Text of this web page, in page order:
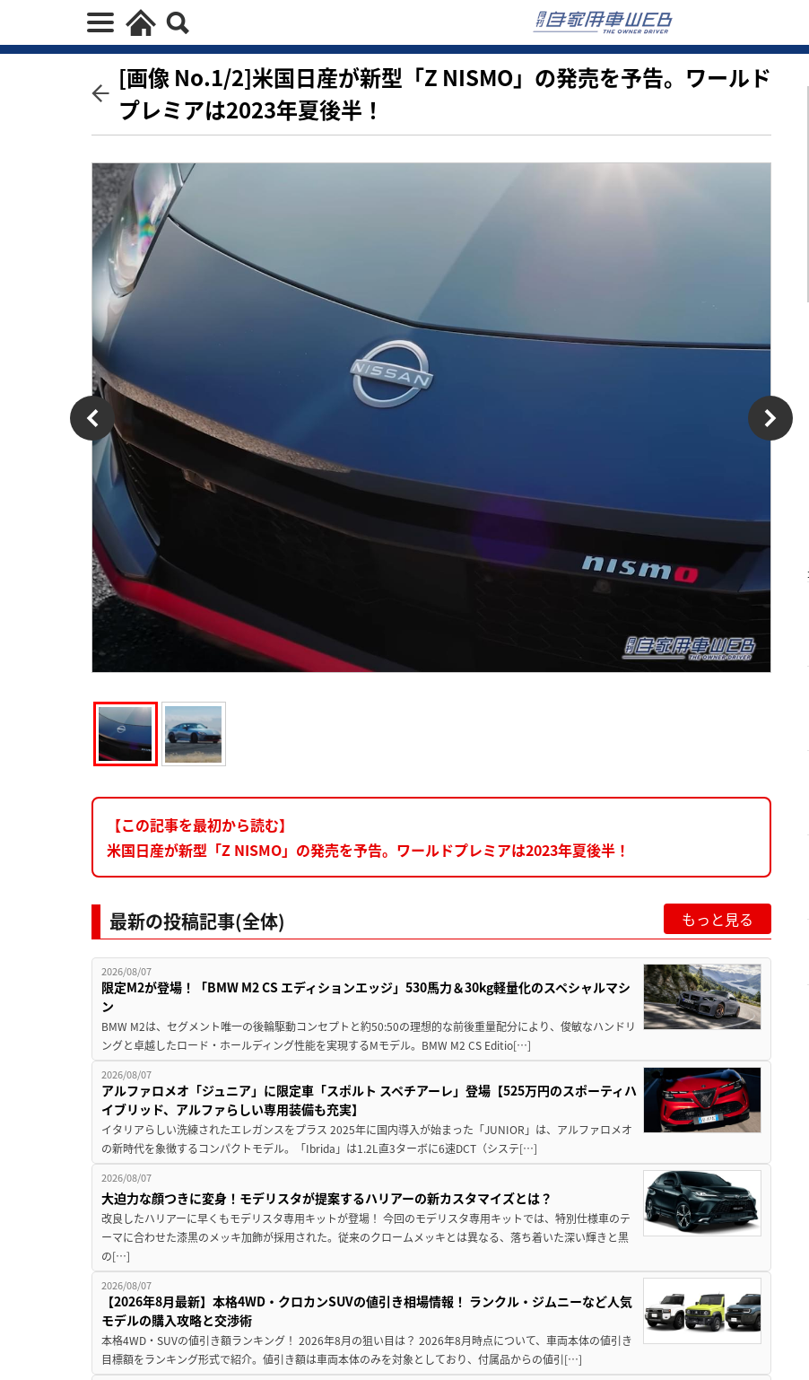
[画像 No.1/2]米国日産が新型「Z NISMO」の発売を予告。ワールド
プレミアは2023年夏後半！
【この記事を最初から読む】
米国日産が新型「Z NISMO」の発売を予告。ワールドプレミアは2023年夏後半！
最新の投稿記事(全体) もっと見る
2026/08/07
限定M2が登場！「BMW M2 CS エディションエッジ」530馬力＆30kg軽量化のスペシャルマシ
ン
BMW M2は、セグメント唯一の後輪駆動コンセプトと約50:50の理想的な前後重量配分により、俊敏なハンドリ
ングと卓越したロード・ホールディング性能を実現するMモデル。BMW M2 CS Editio[…]
2026/08/07
アルファロメオ「ジュニア」に限定車「スポルト スペチアーレ」登場【525万円のスポーティハ
イブリッド、アルファらしい専用装備も充実】
イタリアらしい洗練されたエレガンスをプラス 2025年に国内導入が始まった「JUNIOR」は、アルファロメオ
の新時代を象徴するコンパクトモデル。「Ibrida」は1.2L直3ターボに6速DCT（システ[…]
2026/08/07
大迫力な顔つきに変身！モデリスタが提案するハリアーの新カスタマイズとは？
改良したハリアーに早くもモデリスタ専用キットが登場！ 今回のモデリスタ専用キットでは、特別仕様車のテ
ーマに合わせた漆黒のメッキ加飾が採用された。従来のクロームメッキとは異なる、落ち着いた深い輝きと黒
の[…]
2026/08/07
【2026年8月最新】本格4WD・クロカンSUVの値引き相場情報！ ランクル・ジムニーなど人気
モデルの購入攻略と交渉術
本格4WD・SUVの値引き額ランキング！ 2026年8月の狙い目は？ 2026年8月時点について、車両本体の値引き
目標額をランキング形式で紹介。値引き額は車両本体のみを対象としており、付属品からの値引[…]